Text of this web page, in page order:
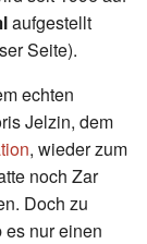
aufgestellt
Seite).
echten
Jelzin, dem
, wieder zum
noch Zar
Doch zu
nur einen